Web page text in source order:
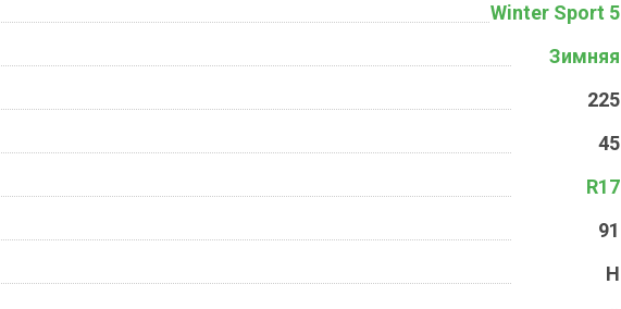
Winter Sport 5
Зимняя
225
45
R17
91
H